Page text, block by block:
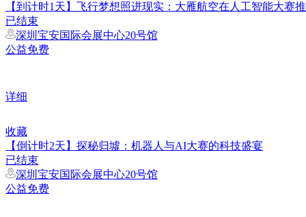
【到计时1天】飞行梦想照进现实：大雁航空在人工智能大赛
已结束
深圳宝安国际会展中心20号馆
公益免费
详细
收藏
【倒计时2天】探秘归墟：机器人与AI大赛的科技盛宴
已结束
深圳宝安国际会展中心20号馆
公益免费